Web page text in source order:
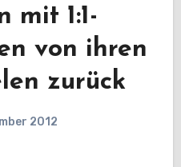
mit 1:1-
von ihren
zurück
2012